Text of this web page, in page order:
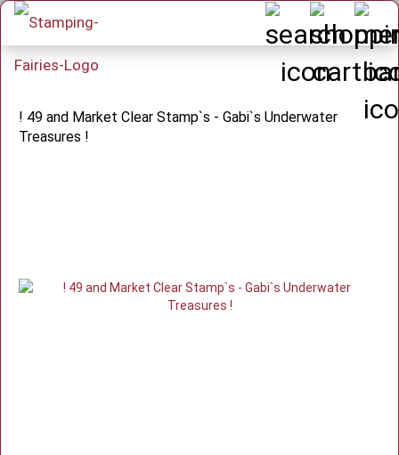
! 49 and Market Clear Stamp`s - Gabi`s Underwater
Treasures !